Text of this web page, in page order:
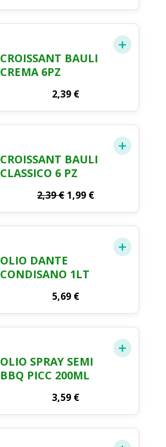
CROISSANT BAULI
CREMA 6PZ
2,39 €
CROISSANT BAULI
CLASSICO 6 PZ
2,39€ Il
originale
era:
1,99 €Il
attuale
è:
1,99 €.
OLIO DANTE
CONDISANO 1LT
5,69 €
OLIO SPRAY SEMI
BBQ PICC 200ML
3,59 €